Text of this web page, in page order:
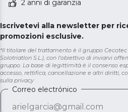
2 anni di garanzia
Iscrivetevi alla newsletter per
promozioni esclusive.
*Il titolare del trattamento è il gruppo Cecotec
Solotriatlon S.L.), con l'obiettivo di inviarvi
gruppo. La base di legittimità è il consenso
accesso, rettifica, cancellazione e altri diritti,
sulla privacy
Correo electrónico